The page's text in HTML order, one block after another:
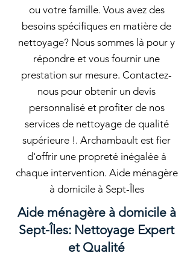
ou votre famille. Vous avez des
besoins spécifiques en matière de
nettoyage? Nous sommes là pour y
répondre et vous fournir une
prestation sur mesure. Contactez-
nous pour obtenir un devis
personnalisé et profiter de nos
services de nettoyage de qualité
supérieure !. Archambault est fier
d'offrir une propreté inégalée à
chaque intervention. Aide ménagère
à domicile à Sept-Îles
Aide ménagère à domicile à
Sept-Îles: Nettoyage Expert
et Qualité